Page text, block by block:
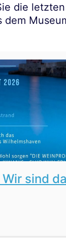
die
dem
sind